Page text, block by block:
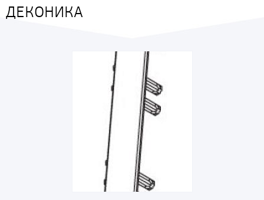
ДЕКОНИКА